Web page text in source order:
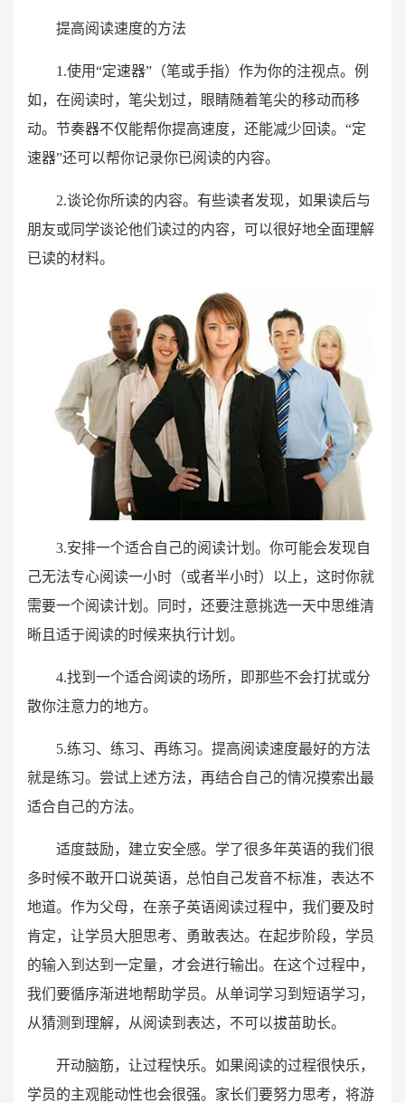
提高阅读速度的方法
1.使用“定速器”（笔或手指）作为你的注视点。例
如，在阅读时，笔尖划过，眼睛随着笔尖的移动而移
动。节奏器不仅能帮你提高速度，还能减少回读。“定
速器”还可以帮你记录你已阅读的内容。
2.谈论你所读的内容。有些读者发现，如果读后与
朋友或同学谈论他们读过的内容，可以很好地全面理解
已读的材料。
3.安排一个适合自己的阅读计划。你可能会发现自
己无法专心阅读一小时（或者半小时）以上，这时你就
需要一个阅读计划。同时，还要注意挑选一天中思维清
晰且适于阅读的时候来执行计划。
4.找到一个适合阅读的场所，即那些不会打扰或分
散你注意力的地方。
5.练习、练习、再练习。提高阅读速度最好的方法
就是练习。尝试上述方法，再结合自己的情况摸索出最
适合自己的方法。
适度鼓励，建立安全感。学了很多年英语的我们很
多时候不敢开口说英语，总怕自己发音不标准，表达不
地道。作为父母，在亲子英语阅读过程中，我们要及时
肯定，让学员大胆思考、勇敢表达。在起步阶段，学员
的输入到达到一定量，才会进行输出。在这个过程中，
我们要循序渐进地帮助学员。从单词学习到短语学习，
从猜测到理解，从阅读到表达，不可以拔苗助长。
开动脑筋，让过程快乐。如果阅读的过程很快乐，
学员的主观能动性也会很强。家长们要努力思考，将游